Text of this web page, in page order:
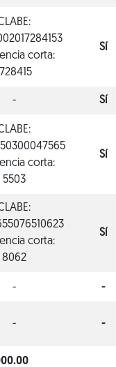
corta:
Sí
- Sí
corta:
5503
Sí
corta:
8062
Sí
- -
- -